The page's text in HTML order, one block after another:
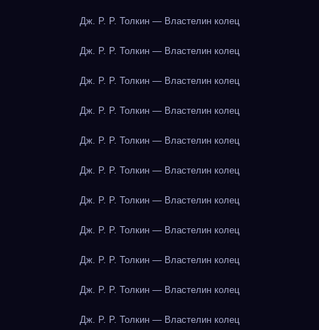
Дж. Р. Р. Толкин — Властелин колец
Дж. Р. Р. Толкин — Властелин колец
Дж. Р. Р. Толкин — Властелин колец
Дж. Р. Р. Толкин — Властелин колец
Дж. Р. Р. Толкин — Властелин колец
Дж. Р. Р. Толкин — Властелин колец
Дж. Р. Р. Толкин — Властелин колец
Дж. Р. Р. Толкин — Властелин колец
Дж. Р. Р. Толкин — Властелин колец
Дж. Р. Р. Толкин — Властелин колец
Дж. Р. Р. Толкин — Властелин колец